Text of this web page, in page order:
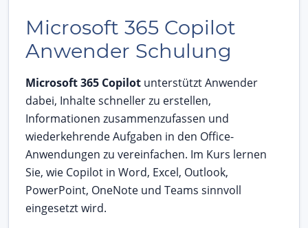
Microsoft 365 Copilot
Anwender Schulung
Microsoft 365 Copilot unterstützt Anwender
dabei, Inhalte schneller zu erstellen,
Informationen zusammenzufassen und
wiederkehrende Aufgaben in den Office-
Anwendungen zu vereinfachen. Im Kurs lernen
Sie, wie Copilot in Word, Excel, Outlook,
PowerPoint, OneNote und Teams sinnvoll
eingesetzt wird.